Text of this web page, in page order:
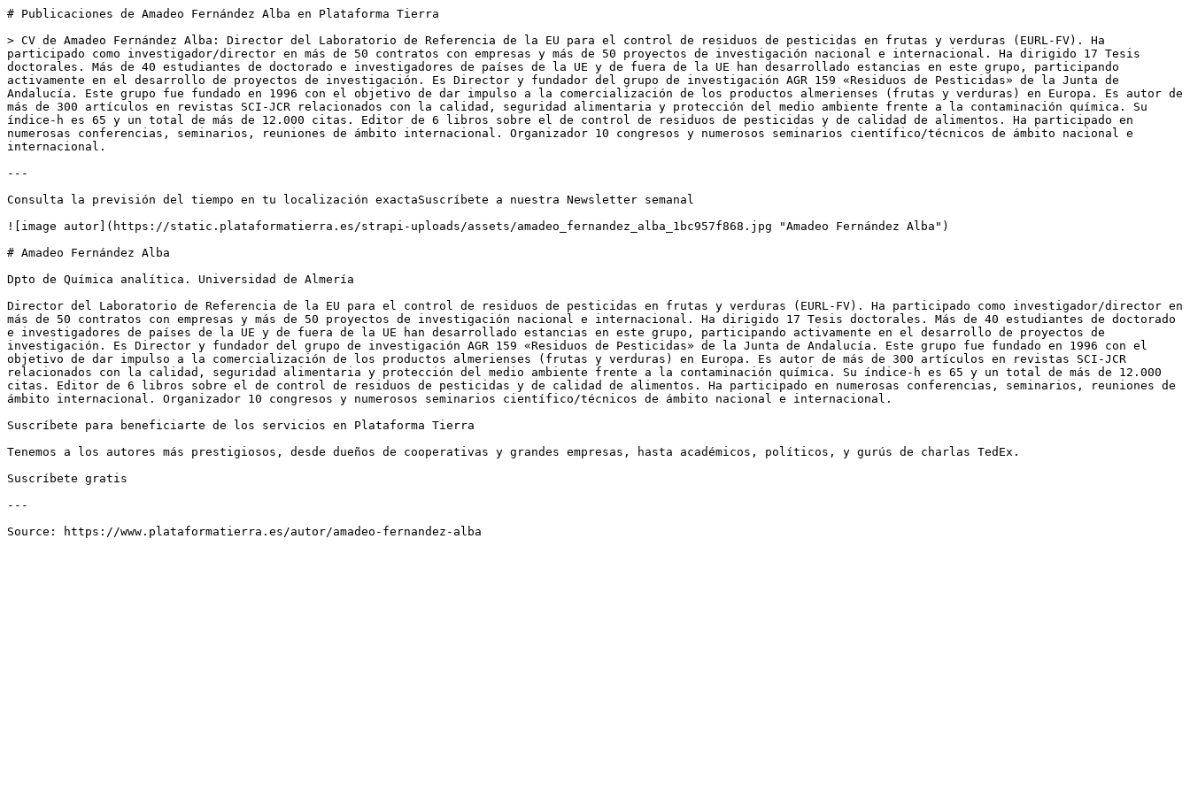
# Publicaciones de Amadeo Fernández Alba en Plataforma Tierra
> CV de Amadeo Fernández Alba: Director del Laboratorio de Referencia de la EU para el control de residuos de pesticidas en frutas y verduras (EURL-FV). Ha
participado como investigador/director en más de 50 contratos con empresas y más de 50 proyectos de investigación nacional e internacional. Ha dirigido 17 Tesis
doctorales. Más de 40 estudiantes de doctorado e investigadores de países de la UE y de fuera de la UE han desarrollado estancias en este grupo, participando
activamente en el desarrollo de proyectos de investigación. Es Director y fundador del grupo de investigación AGR 159 «Residuos de Pesticidas» de la Junta de
Andalucía. Este grupo fue fundado en 1996 con el objetivo de dar impulso a la comercialización de los productos almerienses (frutas y verduras) en Europa. Es autor de
más de 300 artículos en revistas SCI-JCR relacionados con la calidad, seguridad alimentaria y protección del medio ambiente frente a la contaminación química. Su
índice-h es 65 y un total de más de 12.000 citas. Editor de 6 libros sobre el de control de residuos de pesticidas y de calidad de alimentos. Ha participado en
numerosas conferencias, seminarios, reuniones de ámbito internacional. Organizador 10 congresos y numerosos seminarios científico/técnicos de ámbito nacional e
internacional.
---
Consulta la previsión del tiempo en tu localización exactaSuscríbete a nuestra Newsletter semanal
![image autor](https://static.plataformatierra.es/strapi-uploads/assets/amadeo_fernandez_alba_1bc957f868.jpg "Amadeo Fernández Alba")
# Amadeo Fernández Alba
Dpto de Química analítica. Universidad de Almería
Director del Laboratorio de Referencia de la EU para el control de residuos de pesticidas en frutas y verduras (EURL-FV). Ha participado como investigador/director en
más de 50 contratos con empresas y más de 50 proyectos de investigación nacional e internacional. Ha dirigido 17 Tesis doctorales. Más de 40 estudiantes de doctorado
e investigadores de países de la UE y de fuera de la UE han desarrollado estancias en este grupo, participando activamente en el desarrollo de proyectos de
investigación. Es Director y fundador del grupo de investigación AGR 159 «Residuos de Pesticidas» de la Junta de Andalucía. Este grupo fue fundado en 1996 con el
objetivo de dar impulso a la comercialización de los productos almerienses (frutas y verduras) en Europa. Es autor de más de 300 artículos en revistas SCI-JCR
relacionados con la calidad, seguridad alimentaria y protección del medio ambiente frente a la contaminación química. Su índice-h es 65 y un total de más de 12.000
citas. Editor de 6 libros sobre el de control de residuos de pesticidas y de calidad de alimentos. Ha participado en numerosas conferencias, seminarios, reuniones de
ámbito internacional. Organizador 10 congresos y numerosos seminarios científico/técnicos de ámbito nacional e internacional.
Suscríbete para beneficiarte de los servicios en Plataforma Tierra
Tenemos a los autores más prestigiosos, desde dueños de cooperativas y grandes empresas, hasta académicos, políticos, y gurús de charlas TedEx.
Suscríbete gratis
---